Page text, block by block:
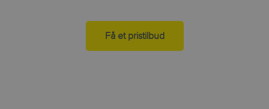
Få et pristilbud